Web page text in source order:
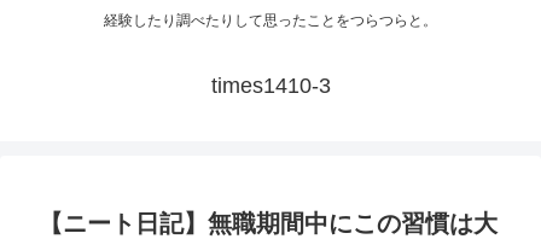
経験したり調べたりして思ったことをつらつらと。
times1410-3
【ニート日記】無職期間中にこの習慣は大